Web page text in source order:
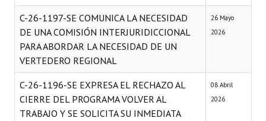
C-26-1197-SE COMUNICA LA NECESIDAD
DE UNA COMISIÓN INTERJURIDICCIONAL
PARA ABORDAR LA NECESIDAD DE UN
VERTEDERO REGIONAL
26 Mayo
2026
C-26-1196-SE EXPRESA EL RECHAZO AL
CIERRE DEL PROGRAMA VOLVER AL
TRABAJO Y SE SOLICITA SU INMEDIATA
08 Abril
2026